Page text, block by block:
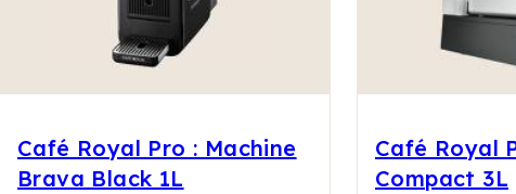
Café Royal Pro : Machine
Brava Black 1L
Café Royal
Compact 3L